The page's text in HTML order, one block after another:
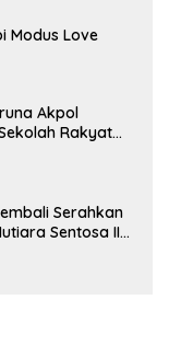
Modus Love
Akpol
Rakyat
Serahkan
Sentosa II